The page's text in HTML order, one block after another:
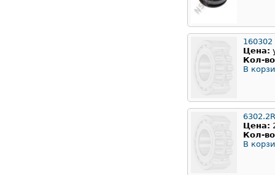
160302
Цена:
Кол-
В
Цена:
Кол-
В